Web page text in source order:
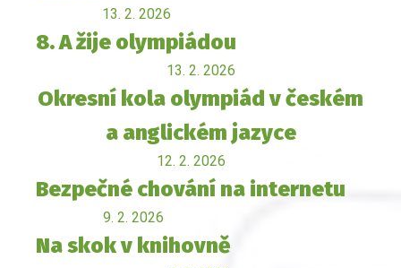
13. 2. 2026
8. A žije olympiádou
13. 2. 2026
Okresní kola olympiád v českém
a anglickém jazyce
12. 2. 2026
Bezpečné chování na internetu
9. 2. 2026
Na skok v knihovně